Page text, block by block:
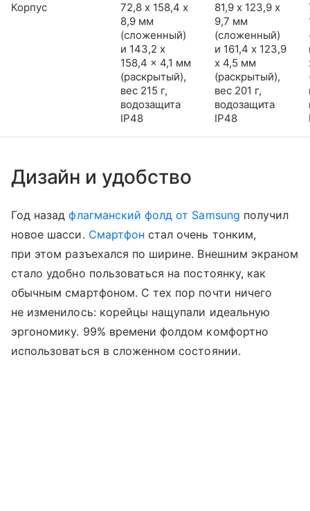
Корпус
72,8 х 158,4 х
8,9 мм
(сложенный)
и 143,2 x
158,4 x 4,1 мм
(раскрытый),
вес 215 г,
водозащита
IP48
81,9 х 123,9 х
9,7 мм
(сложенный)
и 161,4 x 123,9
x 4,5 мм
(раскрытый),
вес 201 г,
водозащита
IP48
Дизайн и удобство
Год назадфлагманский фолд от Samsung получил
новое шасси. Смартфон стал очень тонким,
при этом разъехался по ширине. Внешним экраном
стало удобно пользоваться на постоянку, как
обычным смартфоном. С тех пор почти ничего
не изменилось: корейцы нащупали идеальную
эргономику. 99% времени фолдом комфортно
использоваться в сложенном состоянии.